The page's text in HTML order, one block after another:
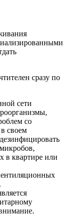
сразу по
сети
со
своем
в квартире или